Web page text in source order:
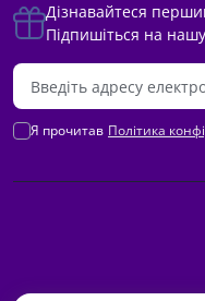
Дізнавайтеся
Підпишіться на
Я прочитав Політика